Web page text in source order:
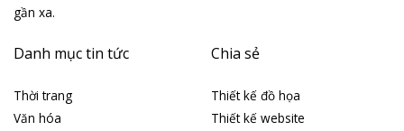
gần xa.
Danh mục tin tức
Thời trang
Văn hóa
Chia sẻ
Thiết kế đồ họa
Thiết kế website